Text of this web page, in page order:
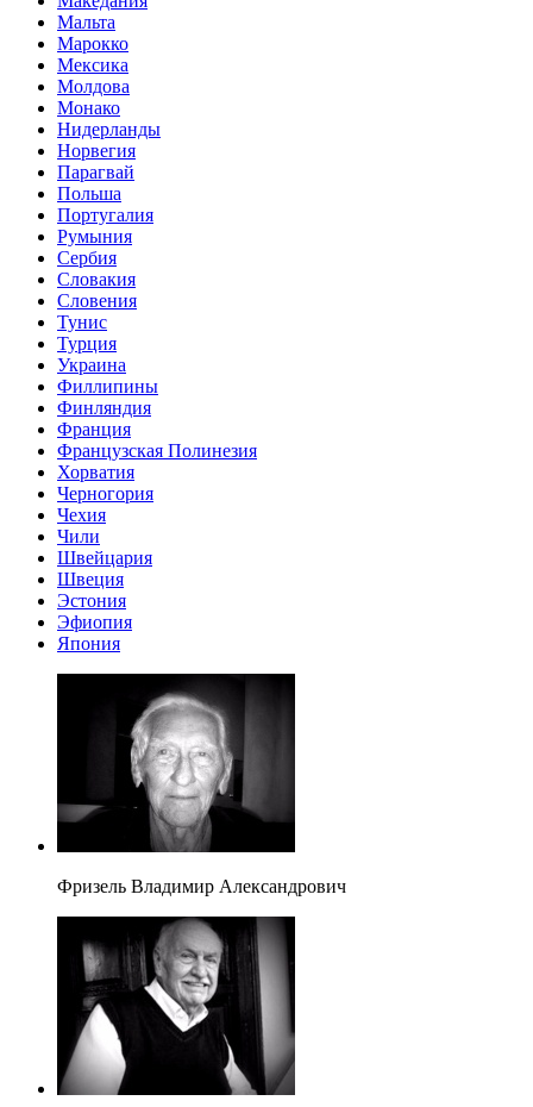
Мальта
Марокко
Мексика
Молдова
Монако
Нидерланды
Норвегия
Парагвай
Польша
Португалия
Румыния
Сербия
Словакия
Словения
Тунис
Турция
Украина
Филлипины
Финляндия
Франция
Французская Полинезия
Хорватия
Черногория
Чехия
Чили
Швейцария
Швеция
Эстония
Эфиопия
Япония
Фризель Владимир Александрович